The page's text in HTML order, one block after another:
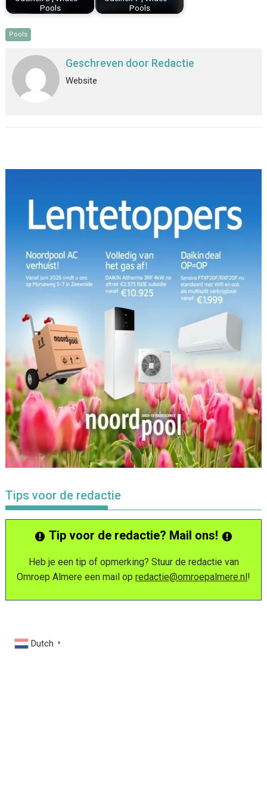
Pools
Pools
Pools
Geschreven door Redactie
Website
Tips voor de redactie
Tip voor de redactie? Mail ons!
Heb je een tip of opmerking? Stuur de redactie van
Omroep Almere een mail op redactie@omroepalmere.nl!
Dutch ▼